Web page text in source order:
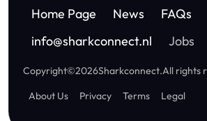
Home Page News
FAQs
info@sharkconnect.nl Jobs
Copyright©2026Sharkconnect.All rights
About Us
Privacy Terms Legal